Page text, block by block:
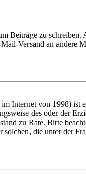
Beiträge zu schreiben.
Versand an andere
Internet von 1998) ist
des oder der
zu Rate. Bitte
die unter der